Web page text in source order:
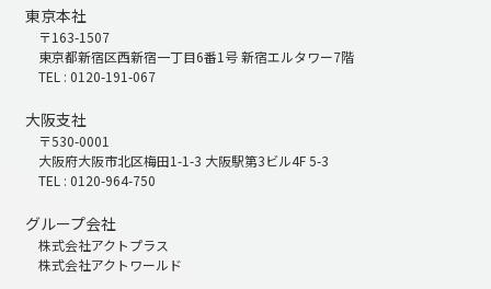
東京本社
〒163-1507
東京都新宿区西新宿一丁目6番1号 新宿エルタワー7階
TEL : 0120-191-067
大阪支社
〒530-0001
大阪府大阪市北区梅田1-1-3 大阪駅第3ビル4F 5-3
TEL : 0120-964-750
グループ会社
株式会社アクトプラス
株式会社アクトワールド